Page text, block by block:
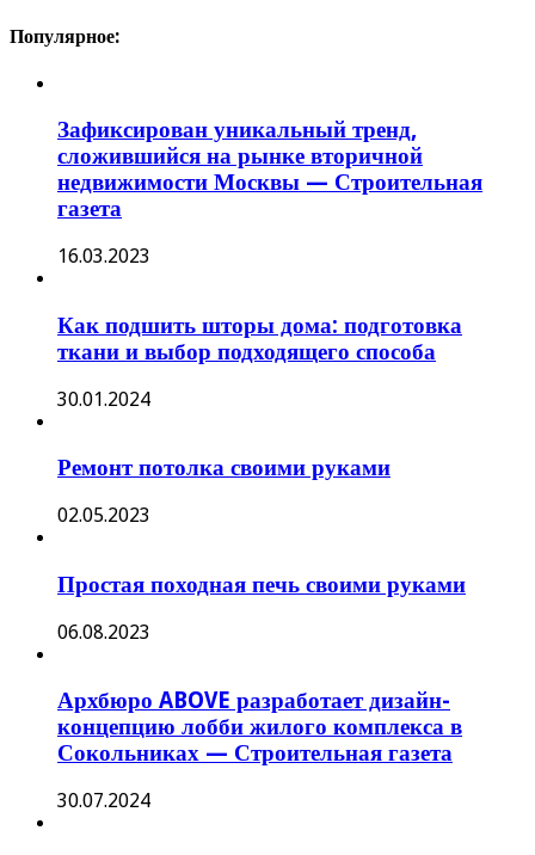
Популярное:
Зафиксирован уникальный тренд,
сложившийся на рынке вторичной
недвижимости Москвы — Строительная
газета
16.03.2023
Как подшить шторы дома: подготовка
ткани и выбор подходящего способа
30.01.2024
Ремонт потолка своими руками
02.05.2023
Простая походная печь своими руками
06.08.2023
Архбюро ABOVE разработает дизайн-
концепцию лобби жилого комплекса в
Сокольниках — Строительная газета
30.07.2024